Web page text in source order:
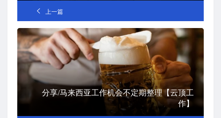
上一篇
分享/马来西亚工作机会不定期整理【云顶工
作】